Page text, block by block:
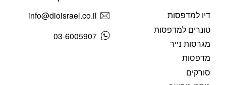
דיו למדפסות
טונרים למדפסות
מגרסות נייר
מדפסות
סורקים
info@dioisrael.co.il
03-6005907